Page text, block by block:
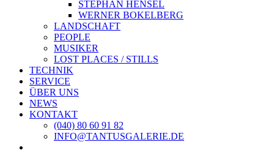
STEPHAN HENSEL
WERNER BOKELBERG
LANDSCHAFT
PEOPLE
MUSIKER
LOST PLACES / STILLS
TECHNIK
SERVICE
ÜBER UNS
NEWS
KONTAKT
(040) 80 60 91 82
INFO@TANTUSGALERIE.DE